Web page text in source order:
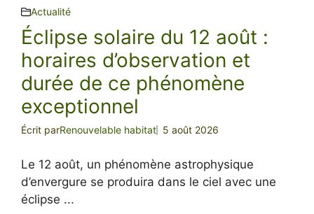
Actualité
Éclipse solaire du 12 août :
horaires d’observation et
durée de ce phénomène
exceptionnel
Écrit parRenouvelable habitat 5 août 2026
Le 12 août, un phénomène astrophysique
d’envergure se produira dans le ciel avec une
éclipse ...